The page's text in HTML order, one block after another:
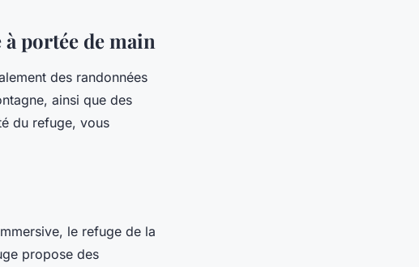
portée de main
des randonnées
ainsi que des
du refuge, vous
le refuge de la
propose des